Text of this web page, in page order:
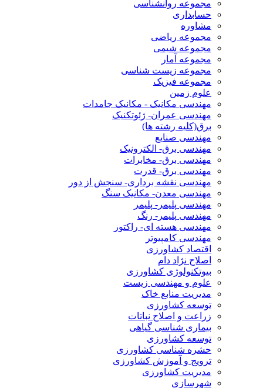
مجموعه روانشناسی
حسابداری
مشاوره
مجموعه ریاضی
مجموعه شیمی
مجموعه آمار
مجموعه زیست شناسی
مجموعه فیزیک
علوم زمین
مهندسی مکانیک - مکانیک جامدات
مهندسی عمران- ژئوتکنیک
برق(کلیه رشته ها)
مهندسی صنایع
مهندسی برق- الکترونیک
مهندسی برق- مخابرات
مهندسی برق- قدرت
مهندسی نقشه برداری- سنجش از دور
مهندسی معدن- مکانیک سنگ
مهندسی پلیمر- پلیمر
مهندسی پلیمر- رنگ
مهندسی هسته ای- راکتور
مهندسی کامپیوتر
اقتصاد کشاورزی
اصلاح نژاد دام
بیوتکنولوژی کشاورزی
علوم و مهندسی زیست
مدیریت منابع خاک
توسعه کشاورزی
زراعت و اصلاح نباتات
بیماری شناسی گیاهی
توسعه کشاورزی
حشره شناسی کشاورزی
ترویج و آموزش کشاورزی
مدیریت کشاورزی
شهرسازی